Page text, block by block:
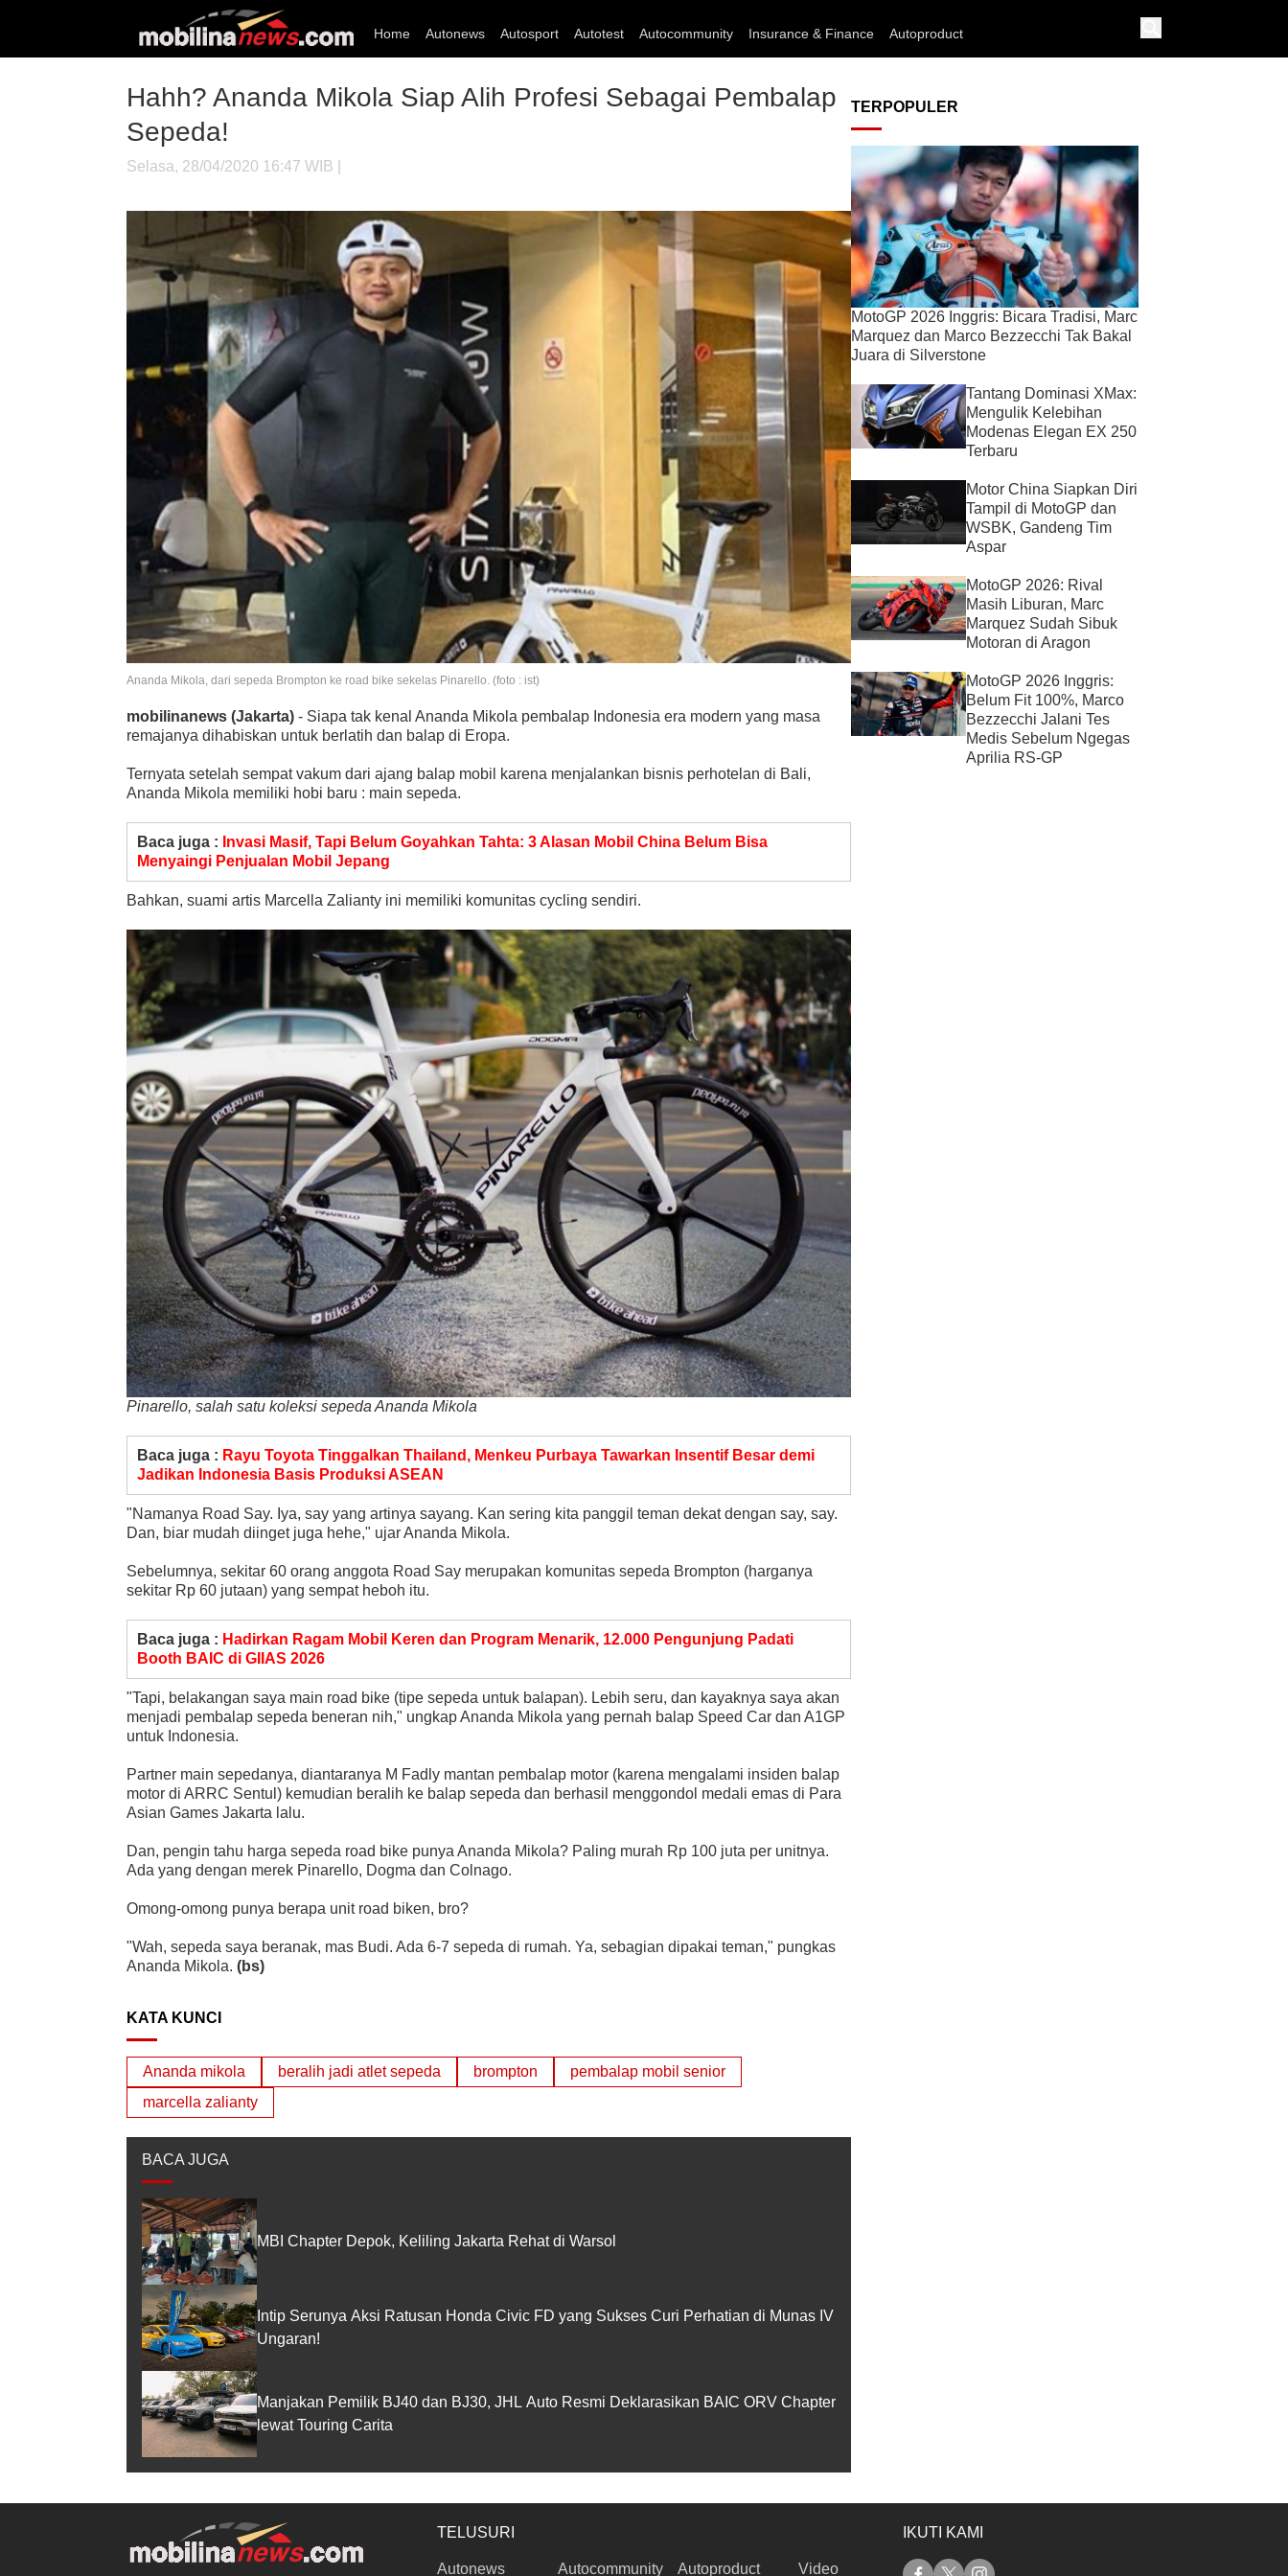
Home Autonews Autosport Autotest Autocommunity Insurance & Finance Autoproduct
Hahh? Ananda Mikola Siap Alih Profesi Sebagai Pembalap
Sepeda!
Selasa, 28/04/2020 16:47 WIB |
Ananda Mikola, dari sepeda Brompton ke road bike sekelas Pinarello. (foto : ist)
mobilinanews (Jakarta) - Siapa tak kenal Ananda Mikola pembalap Indonesia era modern yang masa
remajanya dihabiskan untuk berlatih dan balap di Eropa.
Ternyata setelah sempat vakum dari ajang balap mobil karena menjalankan bisnis perhotelan di Bali,
Ananda Mikola memiliki hobi baru : main sepeda.
Baca juga : Invasi Masif, Tapi Belum Goyahkan Tahta: 3 Alasan Mobil China Belum Bisa
Menyaingi Penjualan Mobil Jepang
Bahkan, suami artis Marcella Zalianty ini memiliki komunitas cycling sendiri.
Pinarello, salah satu koleksi sepeda Ananda Mikola
Baca juga : Rayu Toyota Tinggalkan Thailand, Menkeu Purbaya Tawarkan Insentif Besar demi
Jadikan Indonesia Basis Produksi ASEAN
"Namanya Road Say. Iya, say yang artinya sayang. Kan sering kita panggil teman dekat dengan say, say.
Dan, biar mudah diinget juga hehe," ujar Ananda Mikola.
Sebelumnya, sekitar 60 orang anggota Road Say merupakan komunitas sepeda Brompton (harganya
sekitar Rp 60 jutaan) yang sempat heboh itu.
Baca juga : Hadirkan Ragam Mobil Keren dan Program Menarik, 12.000 Pengunjung Padati
Booth BAIC di GIIAS 2026
"Tapi, belakangan saya main road bike (tipe sepeda untuk balapan). Lebih seru, dan kayaknya saya akan
menjadi pembalap sepeda beneran nih," ungkap Ananda Mikola yang pernah balap Speed Car dan A1GP
untuk Indonesia.
Partner main sepedanya, diantaranya M Fadly mantan pembalap motor (karena mengalami insiden balap
motor di ARRC Sentul) kemudian beralih ke balap sepeda dan berhasil menggondol medali emas di Para
Asian Games Jakarta lalu.
Dan, pengin tahu harga sepeda road bike punya Ananda Mikola? Paling murah Rp 100 juta per unitnya.
Ada yang dengan merek Pinarello, Dogma dan Colnago.
Omong-omong punya berapa unit road biken, bro?
"Wah, sepeda saya beranak, mas Budi. Ada 6-7 sepeda di rumah. Ya, sebagian dipakai teman," pungkas
Ananda Mikola. (bs)
KATA KUNCI
Ananda mikola beralih jadi atlet sepeda brompton
pembalap mobil senior
marcella zalianty
BACA JUGA
MBI Chapter Depok, Keliling Jakarta Rehat di Warsol
Intip Serunya Aksi Ratusan Honda Civic FD yang Sukses Curi Perhatian di Munas IV
Ungaran!
Manjakan Pemilik BJ40 dan BJ30, JHL Auto Resmi Deklarasikan BAIC ORV Chapter
lewat Touring Carita
TERPOPULER
MotoGP 2026 Inggris: Bicara Tradisi, Marc
Marquez dan Marco Bezzecchi Tak Bakal
Juara di Silverstone
Tantang Dominasi XMax:
Mengulik Kelebihan
Modenas Elegan EX 250
Terbaru
Motor China Siapkan Diri
Tampil di MotoGP dan
WSBK, Gandeng Tim
Aspar
MotoGP 2026: Rival
Masih Liburan, Marc
Marquez Sudah Sibuk
Motoran di Aragon
MotoGP 2026 Inggris:
Belum Fit 100%, Marco
Bezzecchi Jalani Tes
Medis Sebelum Ngegas
Aprilia RS-GP
TELUSURI
Autonews Autocommunity Autoproduct Video
IKUTI KAMI